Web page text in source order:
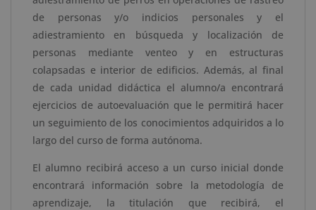
de personas y/o indicios personales y el
adiestramiento en búsqueda y localización de
personas mediante venteo y en estructuras
colapsadas e interior de edificios. Además, al final
de cada unidad didáctica el alumno/a encontrará
ejercicios de autoevaluación que le permitirá hacer
un seguimiento de los conocimientos adquiridos a lo
largo del curso de forma autónoma.
El alumno recibirá acceso a un curso inicial donde
encontrará información sobre la metodología de
aprendizaje, la titulación que recibirá, el